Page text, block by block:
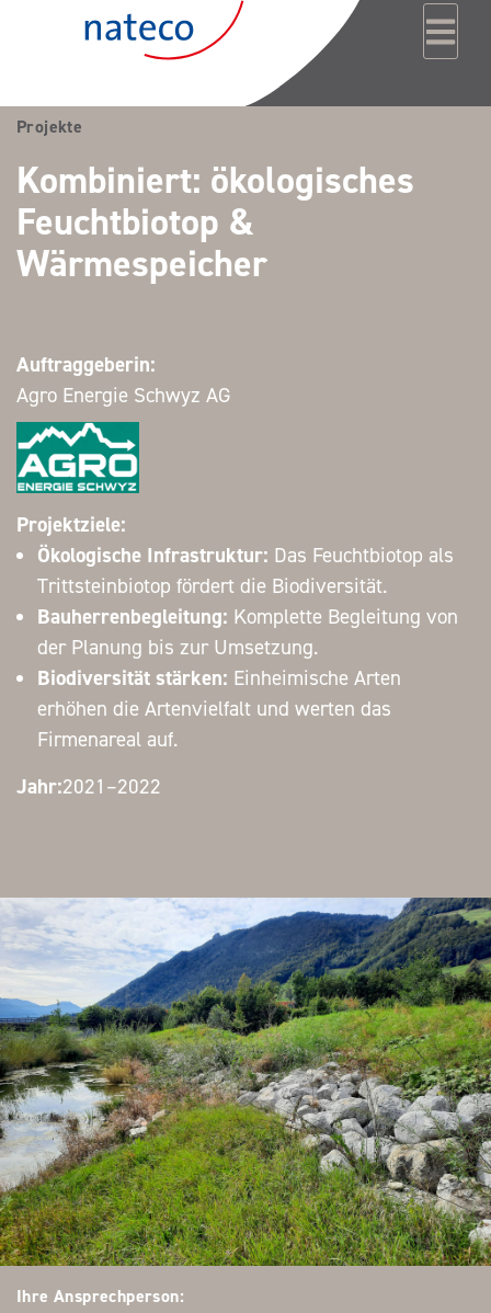
Zum Inhalt springen
Projekte
Kombiniert: ökologisches
Feuchtbiotop &
Wärmespeicher
Auftraggeberin:
Agro Energie Schwyz AG
Projektziele:
Ökologische Infrastruktur: Das Feuchtbiotop als
Trittsteinbiotop fördert die Biodiversität.
Bauherrenbegleitung: Komplette Begleitung von
der Planung bis zur Umsetzung.
Biodiversität stärken: Einheimische Arten
erhöhen die Artenvielfalt und werten das
Firmenareal auf.
Jahr:2021–2022
Ihre Ansprechperson: